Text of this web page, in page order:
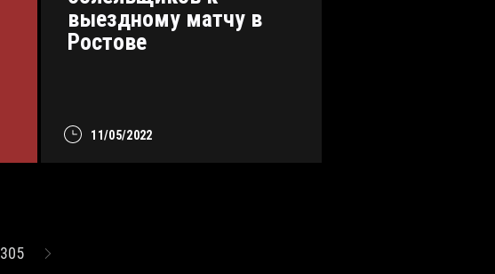
11/05/2022
выездному матчу в
Ростове
305